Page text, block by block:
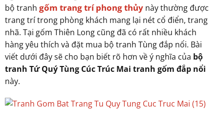
bộ tranh gốm trang trí phong thủynày thường được
trang trí trong phòng khách mang lại nét cổ điển, trang
nhã. Tại gốm Thiên Longcũng đã có rất nhiều khách
hàng yêu thích và đặt mua bộ tranh Tùng đắp nổi. Bài
viết dưới đây sẽ cho bạn biết rõ hơn về ý nghĩa của bộ
tranh Tứ Quý Tùng Cúc Trúc Mai tranh gốm đắp nổi
này.